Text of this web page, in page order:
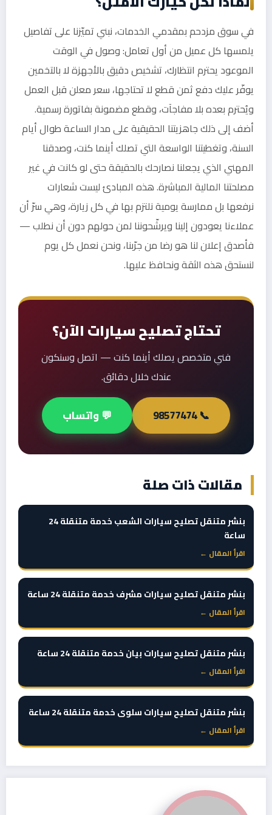
في سوق مزدحم بمقدمي الخدمات، نبني تميّزنا على تفاصيل
يلمسها كل عميل من أول تعامل: وصول في الوقت
الموعود يحترم انتظارك، تشخيص دقيق بالأجهزة لا بالتخمين
يوفّر عليك دفع ثمن قطع لا تحتاجها، سعر معلن قبل العمل
ويُحترم بعده بلا مفاجآت، وقطع مضمونة بفاتورة رسمية.
أضف إلى ذلك جاهزيتنا الحقيقية على مدار الساعة طوال أيام
السنة، وتغطيتنا الواسعة التي تصلك أينما كنت، وصدقنا
المهني الذي يجعلنا نصارحك بالحقيقة حتى لو كانت في غير
مصلحتنا المالية المباشرة. هذه المبادئ ليست شعارات
نرفعها بل ممارسة يومية نلتزم بها في كل زيارة، وهي سرّ أن
عملاءنا يعودون إلينا ويرشّحوننا لمن حولهم دون أن نطلب —
فأصدق إعلان لنا هو رضا من جرّبنا، ونحن نعمل كل يوم
لنستحق هذه الثقة ونحافظ عليها.
تحتاج تصليح سيارات الآن؟
فني متخصص يصلك أينما كنت — اتصل وسنكون
عندك خلال دقائق.
📞 98577474 💬 واتساب
مقالات ذات صلة
بنشر متنقل تصليح سيارات الشعب خدمة متنقلة 24
ساعة
اقرأ المقال ←
بنشر متنقل تصليح سيارات مشرف خدمة متنقلة 24 ساعة
اقرأ المقال ←
بنشر متنقل تصليح سيارات بيان خدمة متنقلة 24 ساعة
اقرأ المقال ←
بنشر متنقل تصليح سيارات سلوى خدمة متنقلة 24 ساعة
اقرأ المقال ←